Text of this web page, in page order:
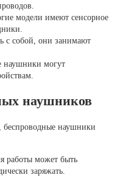
модели имеют сенсорное
с собой, они занимают
наушники могут
наушников
беспроводные наушники
работы может быть
заряжать.